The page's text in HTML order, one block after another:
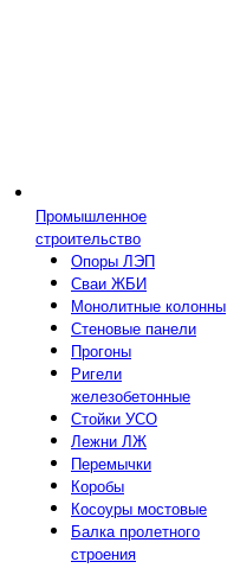
Промышленное
строительство
Опоры ЛЭП
Сваи ЖБИ
Монолитные колонны
Стеновые панели
Прогоны
Ригели
железобетонные
Стойки УСО
Лежни ЛЖ
Перемычки
Коробы
Косоуры мостовые
Балка пролетного
строения